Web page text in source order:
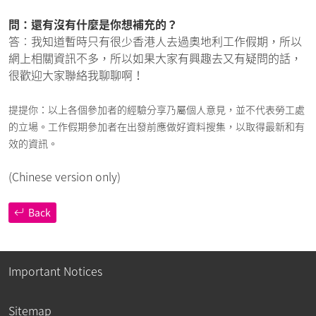
問：還有沒有什麼是你想補充的？
答︰我知道暫時只有很少香港人去過奧地利工作假期，所以
網上相關資訊不多，所以如果大家有興趣去又有疑問的話，
很歡迎大家聯絡我聊聊啊！
提提你：以上各個參加者的經驗分享乃屬個人意見，並不代表勞工處
的立場。工作假期參加者在出發前應做好資料搜集，以取得最新和有
效的資訊。
(Chinese version only)
Back
Important Notices
Sitemap